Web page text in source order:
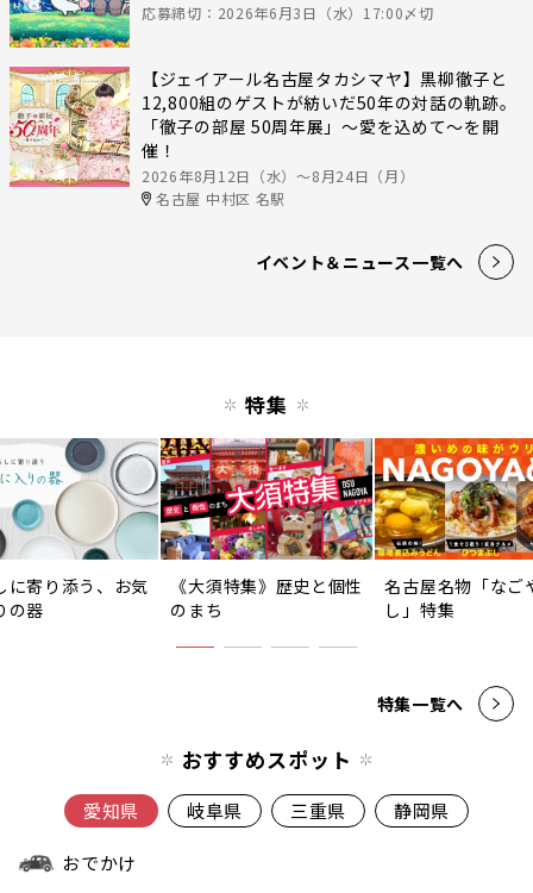
応募締切：2026年6月3日（水）17:00〆切
【ジェイアール名古屋タカシマヤ】黒柳徹子と
12,800組のゲストが紡いだ50年の対話の軌跡。
「徹子の部屋 50周年展」～愛を込めて～を開
催！
2026年8月12日（水）〜8月24日（月）
名古屋 中村区 名駅
イベント＆ニュース一覧へ
特集
に寄り添う、お気
の器
《大須特集》歴史と個性
のまち
名古屋名物「なご
し」特集
特集一覧へ
おすすめスポット
愛知県 岐阜県 三重県 静岡県
おでかけ